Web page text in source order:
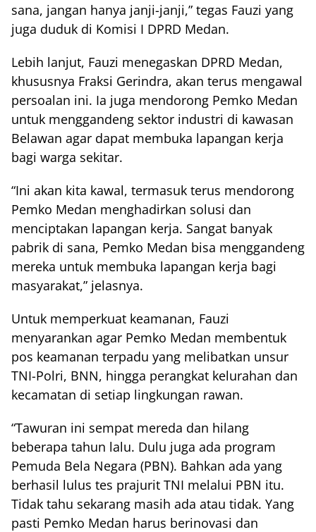
sana, jangan hanya janji-janji,” tegas Fauzi yang
juga duduk di Komisi I DPRD Medan.
Lebih lanjut, Fauzi menegaskan DPRD Medan,
khususnya Fraksi Gerindra, akan terus mengawal
persoalan ini. Ia juga mendorong Pemko Medan
untuk menggandeng sektor industri di kawasan
Belawan agar dapat membuka lapangan kerja
bagi warga sekitar.
“Ini akan kita kawal, termasuk terus mendorong
Pemko Medan menghadirkan solusi dan
menciptakan lapangan kerja. Sangat banyak
pabrik di sana, Pemko Medan bisa menggandeng
mereka untuk membuka lapangan kerja bagi
masyarakat,” jelasnya.
Untuk memperkuat keamanan, Fauzi
menyarankan agar Pemko Medan membentuk
pos keamanan terpadu yang melibatkan unsur
TNI-Polri, BNN, hingga perangkat kelurahan dan
kecamatan di setiap lingkungan rawan.
“Tawuran ini sempat mereda dan hilang
beberapa tahun lalu. Dulu juga ada program
Pemuda Bela Negara (PBN). Bahkan ada yang
berhasil lulus tes prajurit TNI melalui PBN itu.
Tidak tahu sekarang masih ada atau tidak. Yang
pasti Pemko Medan harus berinovasi dan